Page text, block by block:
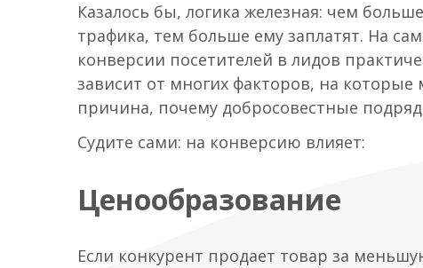
Казалось бы, логика железная: чем
трафика, тем больше ему заплатят. На
конверсии посетителей в лидов
зависит от многих факторов, на
причина, почему добросовестные
Судите сами: на конверсию влияет:
Ценообразование
Если конкурент продает товар за